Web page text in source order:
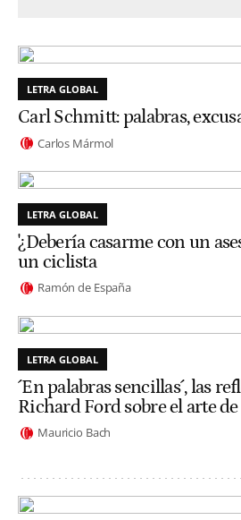
LETRA GLOBAL
Carl Schmitt: palabras,
Carlos Mármol
LETRA GLOBAL
'¿Debería casarme con un
un ciclista
Ramón de España
LETRA GLOBAL
´En palabras sencillas´, las
Richard Ford sobre el arte
Mauricio Bach